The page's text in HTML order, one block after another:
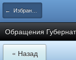
← Избранные
Обращения
« Назад